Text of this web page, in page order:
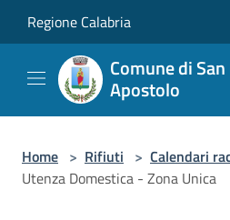
Regione Calabria
Comune di
Apostolo
Home > Rifiuti > Calendari
Utenza Domestica - Zona Unica